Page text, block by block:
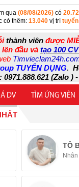
qua (08/08/2026) có
có thêm: 13.040 vị trí
thành viên được
lên đầu và tạo 100
TUYỂN DỤNG.
0971.888.621 (Zalo )
DV TÌM ỨNG VIÊN
TÔ